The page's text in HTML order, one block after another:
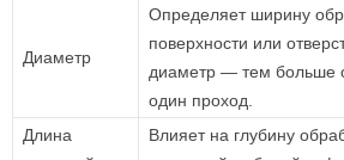
Диаметр
Определяет ширину
поверхности или
диаметр — тем больше
один проход.
Длина
Влияет на глубину